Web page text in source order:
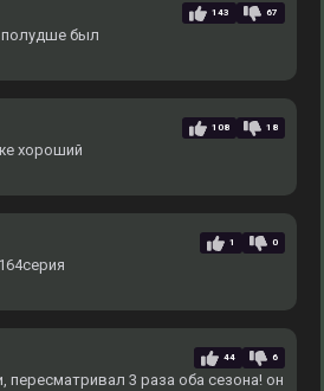
143 67
был
108 18
хороший
1 0
44 6
пересматривал 3 раза оба сезона! он